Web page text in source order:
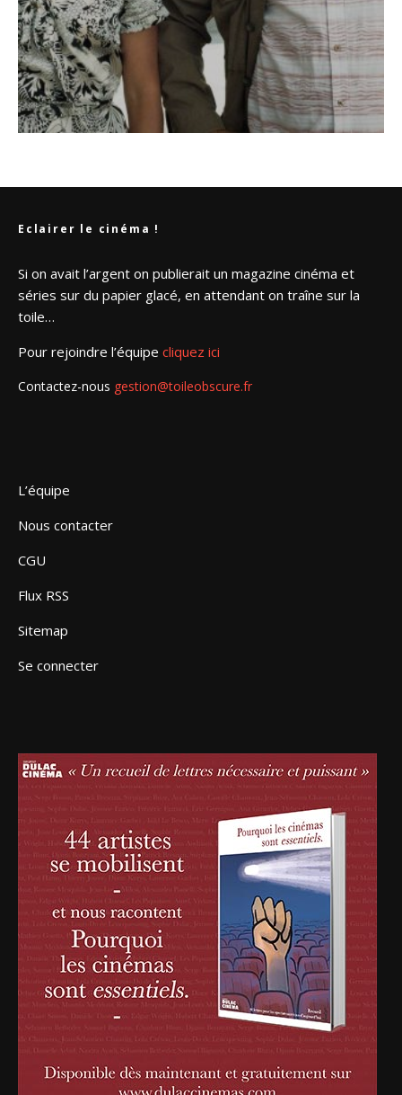
Eclairer le cinéma !
Si on avait l’argent on publierait un magazine cinéma et
séries sur du papier glacé, en attendant on traîne sur la
toile…
Pour rejoindre l’équipe cliquez ici
Contactez-nous gestion@toileobscure.fr
L’équipe
Nous contacter
CGU
Flux RSS
Sitemap
Se connecter